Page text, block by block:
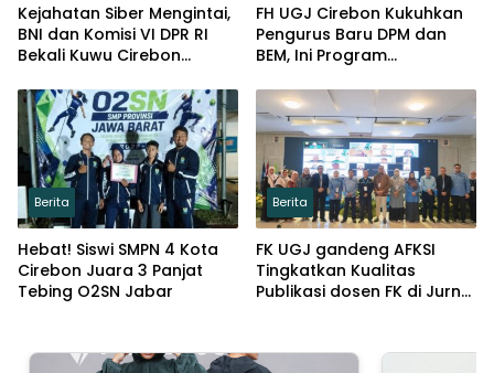
Kejahatan Siber Mengintai,
BNI dan Komisi VI DPR RI
Bekali Kuwu Cirebon
FH UGJ Cirebon Kukuhkan
Pengurus Baru DPM dan
BEM, Ini Program
Berita
Hebat! Siswi SMPN 4 Kota
Cirebon Juara 3 Panjat
Tebing O2SN Jabar
Berita
FK UGJ gandeng AFKSI
Tingkatkan Kualitas
Publikasi dosen FK di Jurnal